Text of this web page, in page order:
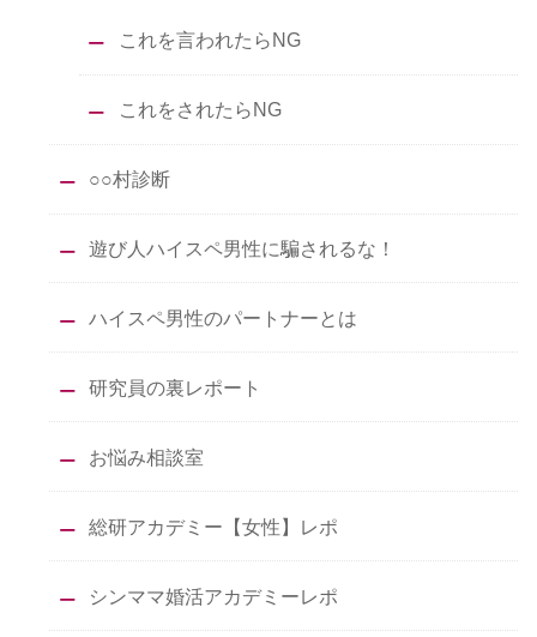
これを言われたらNG
これをされたらNG
○○村診断
遊び人ハイスペ男性に騙されるな！
ハイスペ男性のパートナーとは
研究員の裏レポート
お悩み相談室
総研アカデミー【女性】レポ
シンママ婚活アカデミーレポ